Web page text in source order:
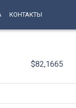
КОНТАКТЫ
«Говорит
$82,1665